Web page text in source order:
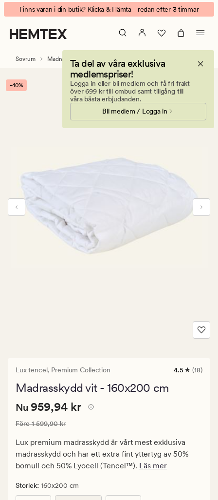
Lux
tencel
madrasskydd
Animerad
banner.
Klicka
på
att
pausa.
Finns varan i din butik? Klicka & Hämta - redan efter 3 timmar
Ta del av våra exklusiva
medlemspriser!
Logga in eller bli medlem och få fri frakt
över 699 kr till ombud samt tillgång till
våra bästa erbjudanden.
Bli medlem / Logga in
Sovrum Madrasskydd & kuddskydd Madrasskydd
-40%
Lux tencel, Premium Collection
18
4.5 (18)
Madrasskydd vit - 160x200 cm
Nuvarande
959,94
kr.
Ordinarie
pris
599,90
kr
Nuvarande pris
Nu 959,94 kr
Ordinarie pris 1 599,90 kr
Före1 599,90 kr
Lux premium madrasskydd är vårt mest exklusiva
madrasskydd och har ett extra fint yttertyg av 50%
bomull och 50% Lyocell (Tencel™). Läs mer
Storlek: 160x200 cm